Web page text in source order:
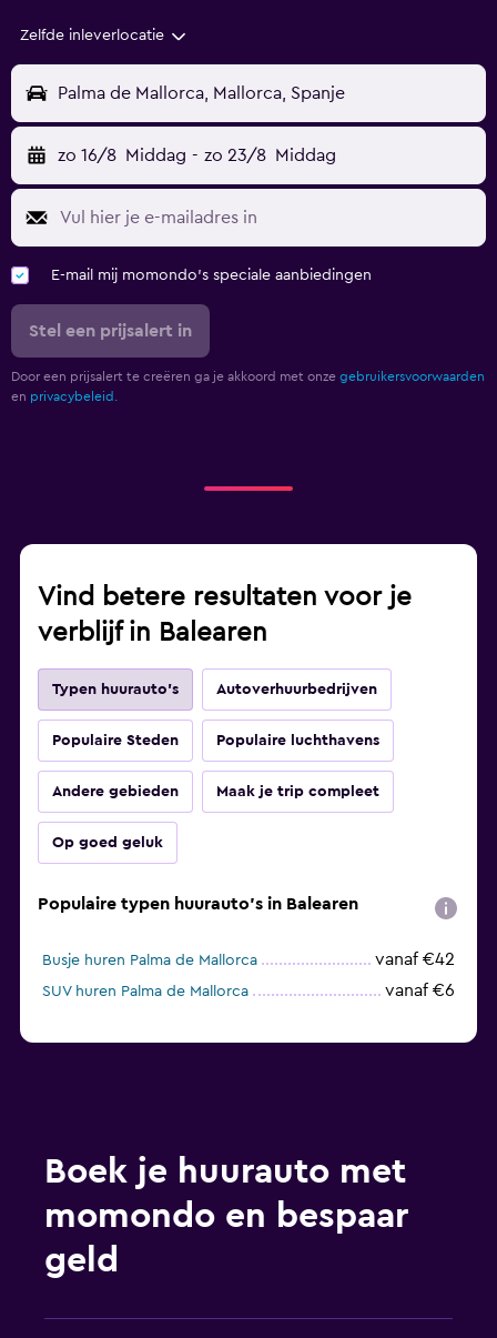
Zelfde inleverlocatie
Palma de Mallorca, Mallorca, Spanje
zo 16/8 Middag - zo 23/8 Middag
E-mail mij momondo's speciale aanbiedingen
Stel een prijsalert in
Door een prijsalert te creëren ga je akkoord met onze gebruikersvoorwaarden
en privacybeleid.
Vind betere resultaten voor je
verblijf in Balearen
Typen huurauto's Autoverhuurbedrijven
Populaire Steden Populaire luchthavens
Andere gebieden Maak je trip compleet
Op goed geluk
Populaire typen huurauto's in Balearen
Busje huren Palma de Mallorca vanaf €42
SUV huren Palma de Mallorca vanaf €6
Boek je huurauto met
momondo en bespaar
geld